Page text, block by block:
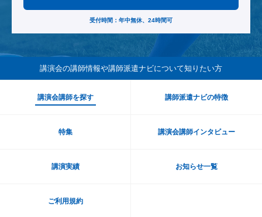
受付時間：年中無休、24時間可
講演会の講師情報や講師派遣ナビについて知りたい方
講演会講師を探す 講師派遣ナビの特徴
特集 講演会講師インタビュー
講演実績 お知らせ一覧
ご利用規約